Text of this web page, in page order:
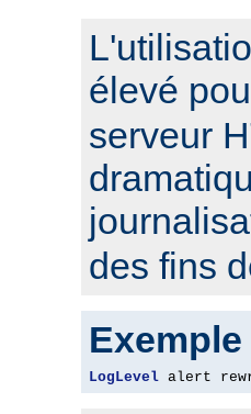
élevé
serveur
des fins
Exemple
LogLevel alert